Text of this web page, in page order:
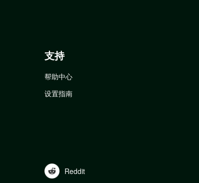
支持
帮助中心
设置指南
Reddit